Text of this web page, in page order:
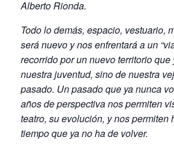
Alberto Rionda.
Todo lo demás, espacio, vestuario,
será nuevo y nos enfrentará a un
recorrido por un nuevo territorio que
nuestra juventud, sino de nuestra
pasado. Un pasado que ya nunca
años de perspectiva nos permiten
teatro, su evolución, y nos permiten
tiempo que ya no ha de volver.